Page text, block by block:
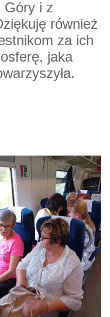
Góry i z
również
za ich
jaka